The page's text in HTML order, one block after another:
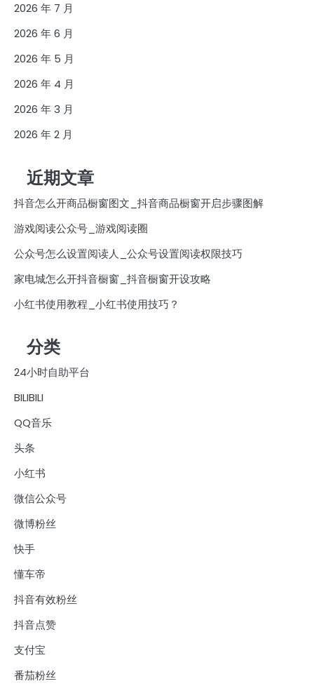
2026 年 7 月
2026 年 6 月
2026 年 5 月
2026 年 4 月
2026 年 3 月
2026 年 2 月
近期文章
抖音怎么开商品橱窗图文_抖音商品橱窗开启步骤图解
游戏阅读公众号_游戏阅读圈
公众号怎么设置阅读人_公众号设置阅读权限技巧
家电城怎么开抖音橱窗_抖音橱窗开设攻略
小红书使用教程_小红书使用技巧？
分类
24小时自助平台
BILIBILI
QQ音乐
头条
小红书
微信公众号
微博粉丝
快手
懂车帝
抖音有效粉丝
抖音点赞
支付宝
番茄粉丝